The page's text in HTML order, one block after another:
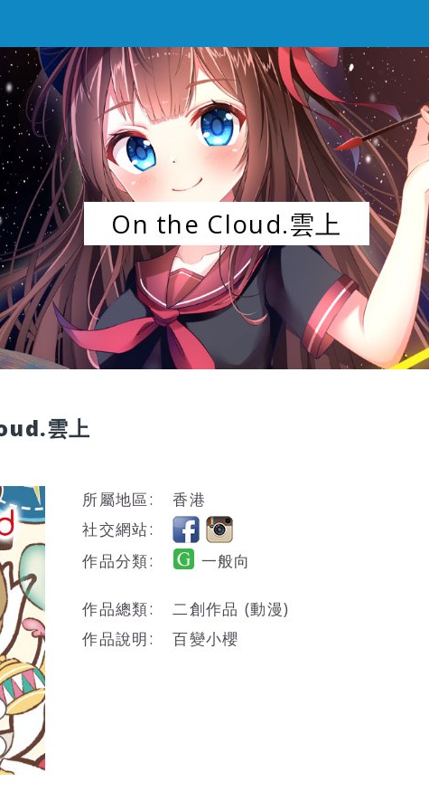
On the Cloud.雲上
雲上
所屬地區:
香港
社交網站:
作品分類:
一般向
作品總類:
二創作品 (動漫)
作品說明:
百變小櫻